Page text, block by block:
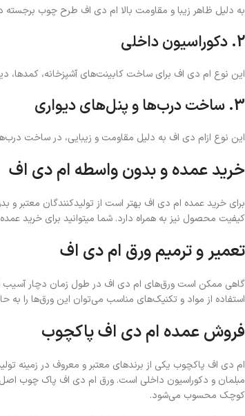
به دلیل ظاهر زیبا و مقاومت بالا ام دی اف طرح چوب برجسته در
2. دکوراسیون داخلی
این نوع ام دی اف برای ساخت کابینت‌های آشپزخانه،
3. ساخت درب‌ها و پنل‌های دیواری
این نوع ازام دی اف به دلیل مقاومت و زیبایی، در ساخت
خرید عمده و بدون واسطه ام دی اف
برای خرید عمده ام دی اف بهتر است از تولیدکنندگان معتبر
کیفیت محصول نیز به همراه دارد. شما میتوانید برای خرید
تعمیر و ترمیم ورق ام دی اف
گاهی ممکن است ورق‌های ام دی اف در طول زمان دچار آسیب
استفاده از مواد و تکنیک‌های مناسب می‌توان این ورق‌ها را به
فروش عمده ام دی اف پاکچوب
ام دی اف پاکچوب یکی از برندهای معتبر و معروف در زمینه
مبلمان و دکوراسیون داخلی است. ورق ام دی اف پاک چوب اصل
کوچک محسوب می‌شود.